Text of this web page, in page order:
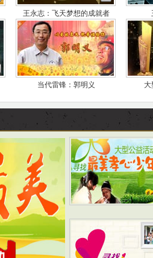
王永志：飞天梦想的成就者
当代雷锋：郭明义 大